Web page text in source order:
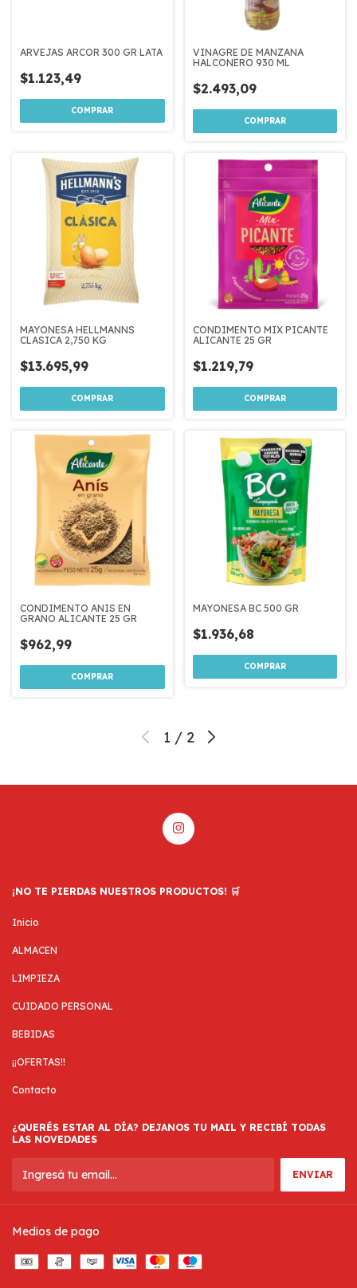
ARVEJAS ARCOR 300 GR LATA
$1.123,49
VINAGRE DE MANZANA
HALCONERO 930 ML
$2.493,09
MAYONESA HELLMANNS
CLASICA 2,750 KG
$13.695,99
CONDIMENTO MIX PICANTE
ALICANTE 25 GR
$1.219,79
CONDIMENTO ANIS EN
GRANO ALICANTE 25 GR
$962,99
MAYONESA BC 500 GR
$1.936,68
1 / 2
¡NO TE PIERDAS NUESTROS PRODUCTOS! 🛒
Inicio
ALMACEN
LIMPIEZA
CUIDADO PERSONAL
BEBIDAS
¡¡OFERTAS!!
Contacto
¿QUERÉS ESTAR AL DÍA? DEJANOS TU MAIL Y RECIBÍ TODAS
LAS NOVEDADES
Medios de pago